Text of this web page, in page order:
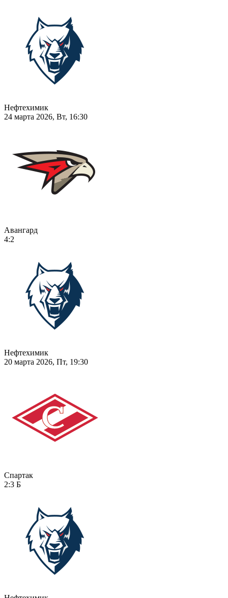
Нефтехимик
24 марта 2026, Вт, 16:30
Авангард
4:2
Нефтехимик
20 марта 2026, Пт, 19:30
Спартак
2:3 Б